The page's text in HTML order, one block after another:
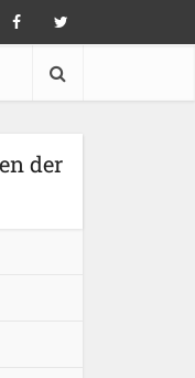
der